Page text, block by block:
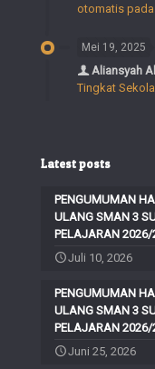
otomatis pada
Mei 19, 2025
Aliansyah
Tingkat
Latest posts
PENGUMUMAN
ULANG SMAN 3
PELAJARAN
Juli 10, 2026
PENGUMUMAN
ULANG SMAN 3
PELAJARAN
Juni 25, 2026